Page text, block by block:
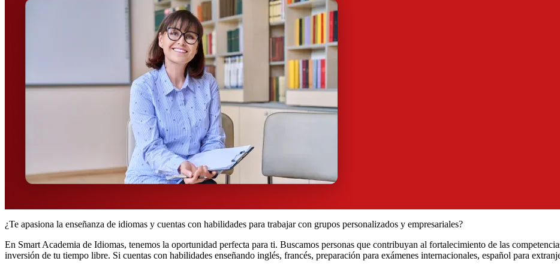
¿Te apasiona la enseñanza de idiomas y cuentas con habilidades para trabajar con grupos personalizados y empresariales?
En Smart Academia de Idiomas, tenemos la oportunidad perfecta para ti. Buscamos personas que contribuyan al fortalecimiento de las
inversión de tu tiempo libre. Si cuentas con habilidades enseñando inglés, francés, preparación para exámenes internacionales, español para